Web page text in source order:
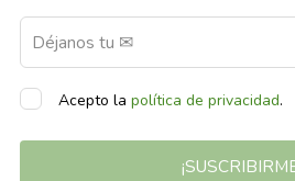
Acepto la política de privacidad.